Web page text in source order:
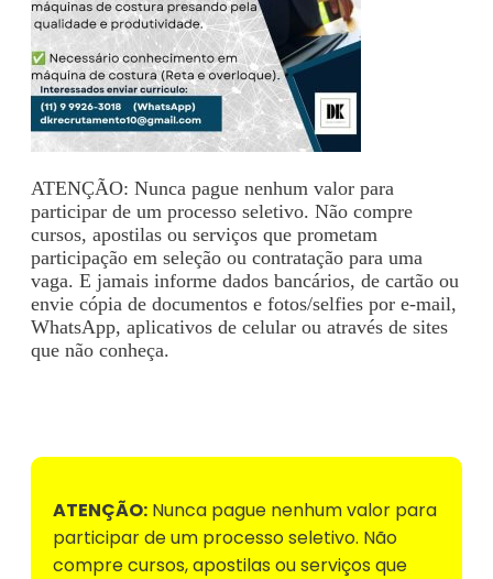
ATENÇÃO: Nunca pague nenhum valor para
participar de um processo seletivo. Não compre
cursos, apostilas ou serviços que prometam
participação em seleção ou contratação para uma
vaga. E jamais informe dados bancários, de cartão ou
envie cópia de documentos e fotos/selfies por e-mail,
WhatsApp, aplicativos de celular ou através de sites
que não conheça.
ATENÇÃO: Nunca pague nenhum valor para
participar de um processo seletivo. Não
compre cursos, apostilas ou serviços que